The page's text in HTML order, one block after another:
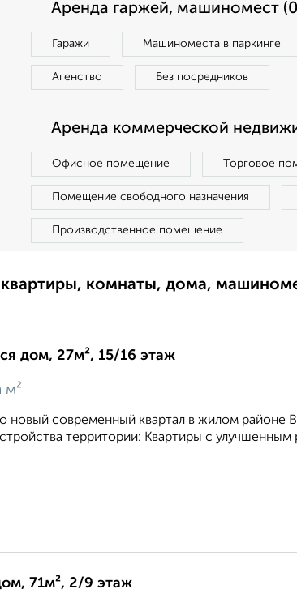
Аренда гаржей, машиномест
Гаражи Машиноместа в паркинге
Агенство Без посредников
Аренда коммерческой
Офисное помещение Торговое
Помещение свободного назначения
Производственное помещение
комнаты, дома,
дом, 27м², 15/16 этаж
м²
новый современный квартал в жилом районе
территории: Квартиры с
71м², 2/9 этаж